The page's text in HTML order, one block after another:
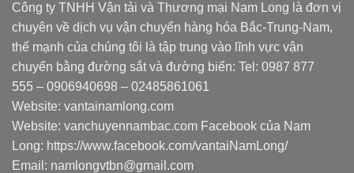
Công ty TNHH Vận tải và Thương mại Nam Long là đơn vị
chuyên về dịch vụ vận chuyển hàng hóa Bắc-Trung-Nam,
thế mạnh của chúng tôi là tập trung vào lĩnh vực vận
chuyển bằng đường sắt và đường biển: Tel: 0987 877
555 – 0906940698 – 02485861061
Website: vantainamlong.com
Website: vanchuyennambac.com Facebook của Nam
Long: https://www.facebook.com/vantaiNamLong/
Email: namlongvtbn@gmail.com